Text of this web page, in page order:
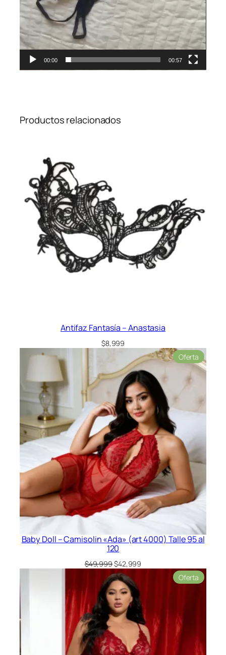
00:00 00:57
Productos relacionados
Antifaz Fantasía – Anastasia
$8,999
Oferta
en
oferta
Baby Doll – Camisolin «Ada» (art 4000) Talle 95 al
120
$49,999El
precio
original
era:
$49,999.
$42,999
$42,999.
Oferta
en